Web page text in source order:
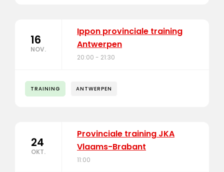
16
NOV.
Ippon provinciale training
Antwerpen
20:00 - 21:30
TRAINING ANTWERPEN
24
OKT.
Provinciale training JKA
Vlaams-Brabant
11:00